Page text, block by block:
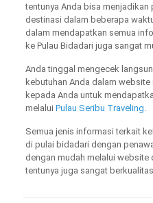
tentunya Anda bisa menjadikan
destinasi dalam beberapa
dalam mendapatkan semua
ke Pulau Bidadari juga sangat
Anda tinggal mengecek
kebutuhan Anda dalam
kepada Anda untuk
melalui Pulau Seribu Traveling.
Semua jenis informasi terkait
di pulai bidadari dengan
dengan mudah melalui website
tentunya juga sangat berkualitas